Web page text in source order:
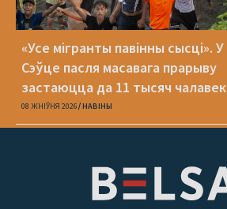
«Усе мігранты павінны сысці». У
Сэўце пасля масавага прарыву
застаюцца да 11 тысяч чалавек
08 ЖНІЎНЯ 2026 НАВІНЫ